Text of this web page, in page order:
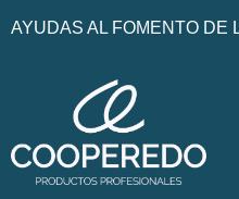
AYUDAS AL FOMENTO DE